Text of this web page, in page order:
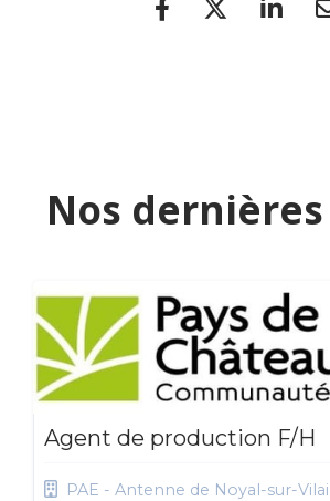
Nos
Agent de production F/H
PAE - Antenne de Noyal-sur-